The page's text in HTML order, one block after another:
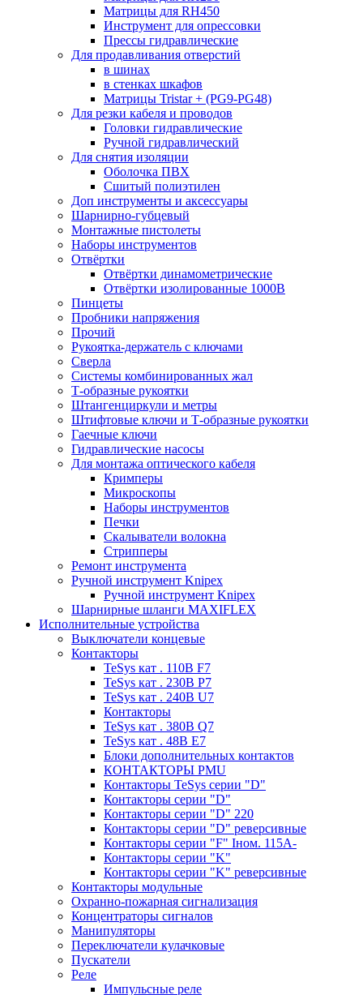
Матрицы для RH450
Инструмент для опрессовки
Прессы гидравлические
Для продавливания отверстий
в шинах
в стенках шкафов
Матрицы Tristar + (PG9-PG48)
Для резки кабеля и проводов
Головки гидравлические
Ручной гидравлический
Для снятия изоляции
Оболочка ПВХ
Сшитый полиэтилен
Доп инструменты и аксессуары
Шарнирно-губцевый
Монтажные пистолеты
Наборы инструментов
Отвёртки
Отвёртки динамометрические
Отвёртки изолированные 1000В
Пинцеты
Пробники напряжения
Прочий
Рукоятка-держатель с ключами
Сверла
Системы комбинированных жал
Т-образные рукоятки
Штангенциркули и метры
Штифтовые ключи и Т-образные рукоятки
Гаечные ключи
Гидравлические насосы
Для монтажа оптического кабеля
Кримперы
Микроскопы
Наборы инструментов
Печки
Скалыватели волокна
Стрипперы
Ремонт инструмента
Ручной инструмент Knipex
Ручной инструмент Knipex
Шарнирные шланги MAXIFLEX
Исполнительные устройства
Выключатели концевые
Контакторы
TeSys кат . 110В F7
TeSys кат . 230В P7
TeSys кат . 240В U7
Контакторы
TeSys кат . 380В Q7
TeSys кат . 48В E7
Блоки дополнительных контактов
КОНТАКТОРЫ PMU
Контакторы TeSys серии "D"
Контакторы серии "D"
Контакторы серии "D" 220
Контакторы серии "D" реверсивные
Контакторы серии "F" Iном. 115А-
Контакторы серии "K"
Контакторы серии "K" реверсивные
Контакторы модульные
Охранно-пожарная сигнализация
Концентраторы сигналов
Манипуляторы
Переключатели кулачковые
Пускатели
Реле
Импульсные реле